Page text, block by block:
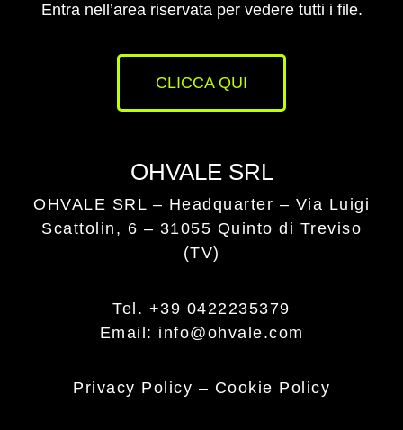
Entra nell’area riservata per vedere tutti i file.
CLICCA QUI
OHVALE SRL
OHVALE SRL – Headquarter – Via Luigi
Scattolin, 6 – 31055 Quinto di Treviso
(TV)
Tel. +39 0422235379
Email: info@ohvale.com
Privacy Policy – Cookie Policy